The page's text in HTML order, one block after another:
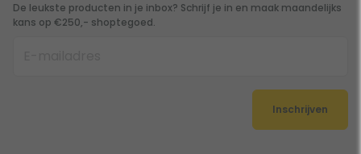
De leukste producten in je inbox? Schrijf je in en maak maandelijks
kans op €250,- shoptegoed.
Inschrijven